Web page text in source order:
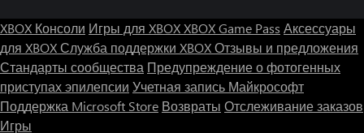
XBOX Консоли Игры для XBOXXBOX Game Pass Аксессуары
для XBOXСлужба поддержки XBOXОтзывы и предложения
Стандарты сообщества Предупреждение о фотогенных
приступах эпилепсии Учетная запись Майкрософт
Поддержка Microsoft Store Возвраты Отслеживание заказов
Игры